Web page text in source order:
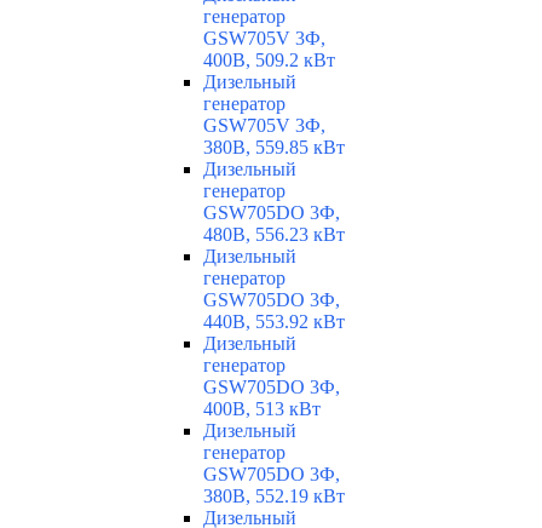
генератор
GSW705V 3Ф,
400В, 509.2 кВт
Дизельный
генератор
GSW705V 3Ф,
380В, 559.85 кВт
Дизельный
генератор
GSW705DO 3Ф,
480В, 556.23 кВт
Дизельный
генератор
GSW705DO 3Ф,
440В, 553.92 кВт
Дизельный
генератор
GSW705DO 3Ф,
400В, 513 кВт
Дизельный
генератор
GSW705DO 3Ф,
380В, 552.19 кВт
Дизельный